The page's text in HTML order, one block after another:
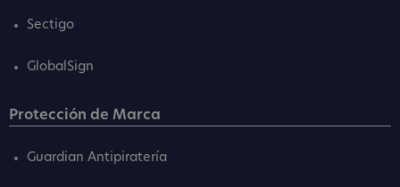
Sectigo
GlobalSign
Protección de Marca
Guardian Antipiratería